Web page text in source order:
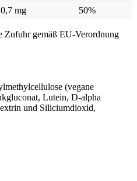
0,7 mg 50%
Zufuhr gemäß EU-Verordnung
(vegane
Lutein, D-alpha
und Siliciumdioxid,